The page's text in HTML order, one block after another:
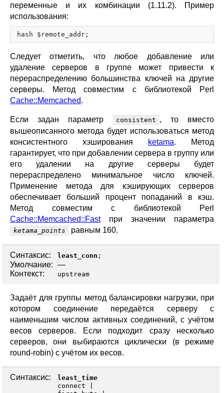
переменные и их комбинации (1.11.2). Пример
использования:
Следует отметить, что любое добавление или
удаление серверов в группе может привести к
перераспределению большинства ключей на другие
серверы. Метод совместим с библиотекой Perl
Cache::Memcached.
Если задан параметр consistent , то вместо
вышеописанного метода будет использоваться метод
консистентного хэширования
ketama. Метод
гарантирует, что при добавлении сервера в группу или
его удалении на другие серверы будет
перераспределено минимальное число ключей.
Применение метода для кэширующих серверов
обеспечивает больший процент попаданий в кэш.
Метод совместим с библиотекой Perl
Cache::Memcached::Fastпри значении параметра
ketama_points равным 160.
Синтаксис: least_conn ;
Умолчание: —
Контекст:
upstream
Задаёт для группы метод балансировки нагрузки, при
котором соединение передаётся серверу с
наименьшим числом активных соединений, с учётом
весов серверов. Если подходит сразу несколько
серверов, они выбираются циклически (в режиме
round-robin) с учётом их весов.
Синтаксис:
least_time
connect